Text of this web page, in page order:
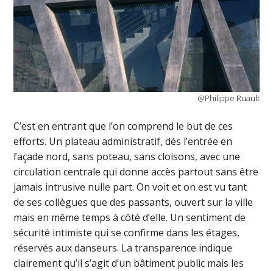
@Philippe Ruault
C’est en entrant que l’on comprend le but de ces
efforts. Un plateau administratif, dès l’entrée en
façade nord, sans poteau, sans cloisons, avec une
circulation centrale qui donne accès partout sans être
jamais intrusive nulle part. On voit et on est vu tant
de ses collègues que des passants, ouvert sur la ville
mais en même temps à côté d’elle. Un sentiment de
sécurité intimiste qui se confirme dans les étages,
réservés aux danseurs. La transparence indique
clairement qu’il s’agit d’un bâtiment public mais les